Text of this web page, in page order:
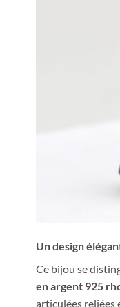
Un design
Ce bijou se
en argent 925
articulées reliées